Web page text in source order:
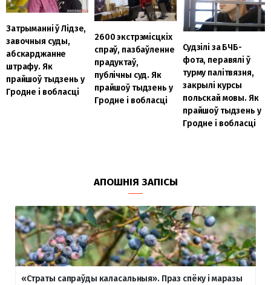
Затрыманні ў Лідзе,
завочныя суды,
абскарджанне
штрафу. Як
прайшоў тыдзень у
Гродне і вобласці
2600 экстрэмісцкіх
спраў, пазбаўленне
прадуктаў,
публічны суд. Як
прайшоў тыдзень у
Гродне і вобласці
Судзілі за БЧБ-
фота, перавялі ў
турму палітвязня,
закрылі курсы
польскай мовы. Як
прайшоў тыдзень у
Гродне і вобласці
АПОШНІЯ ЗАПІСЫ
«Страты сапраўды каласальныя». Праз спёку і маразы